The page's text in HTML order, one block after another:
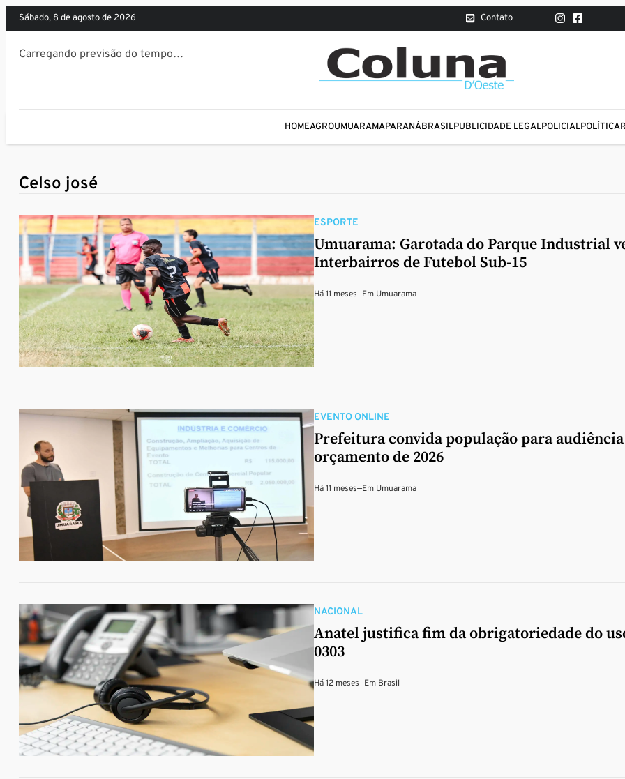
sábado, 8 de agosto de 2026 Contato
Carregando previsão do tempo…
HOMEAGROUMUARAMAPARANÁBRASILPUBLICIDADE LEGALPOLICIALPOLÍTICA
Celso josé
ESPORTE
Umuarama: Garotada do Parque Industrial
Interbairros de Futebol Sub-15
Há 11 meses—Em Umuarama
EVENTO ONLINE
Prefeitura convida população para
orçamento de 2026
Há 11 meses—Em Umuarama
NACIONAL
Anatel justifica fim da obrigatoriedade do
0303
Há 12 meses—Em Brasil